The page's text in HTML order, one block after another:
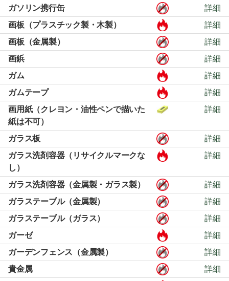
ガソリン携行缶
詳細
画板（プラスチック製・木製）
詳細
画板（金属製）
詳細
画鋲
詳細
ガム
詳細
ガムテープ
詳細
画用紙（クレヨン・油性ペンで描いた
紙は不可）
詳細
ガラス板
詳細
ガラス洗剤容器（リサイクルマークな
し）
詳細
ガラス洗剤容器（金属製・ガラス製）
詳細
ガラステーブル（金属製）
詳細
ガラステーブル（ガラス）
詳細
ガーゼ
詳細
ガーデンフェンス（金属製）
詳細
貴金属
詳細